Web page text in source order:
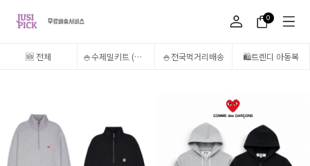
0
🆕 전체 🍚수제밀키트 (송도 5,6공구만 주문가능) 🍚전국먹거리배송 🛍️트렌디 아동복